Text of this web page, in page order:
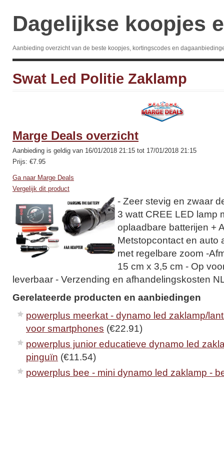
Dagelijkse koopjes
Aanbieding overzicht van de beste koopjes, kortingscodes en
Swat Led Politie Zaklamp
Marge Deals overzicht
Aanbieding is geldig van 16/01/2018 21:15 tot 17/01/2018 21:15
Prijs: €7.95
Ga naar Marge Deals
Vergelijk dit product
- Zeer stevig en zwaar
3 watt CREE LED lamp
oplaadbare batterijen +
Metstopcontact en auto
met regelbare zoom -
15 cm x 3,5 cm - Op
leverbaar - Verzending en afhandelingskosten
Gerelateerde producten en aanbiedingen
powerplus meerkat - dynamo led zaklamp/
voor smartphones (€22.91)
powerplus junior educatieve dynamo led
pinguïn (€11.54)
powerplus bee - mini dynamo led zaklamp -